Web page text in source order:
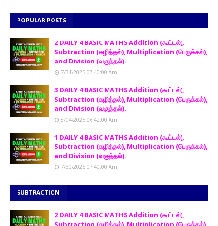
POPULAR POSTS
2 DAILY 4 BASIC MATHS Addition (கூட்டல்),
Subtraction (கழித்தல்), Multiplication (பெருக்கல்),
and Division (வகுத்தல்).
7/31/2025 07:40:00 Am
3 DAILY 4 BASIC MATHS Addition (கூட்டல்),
Subtraction (கழித்தல்), Multiplication (பெருக்கல்),
and Division (வகுத்தல்).
8/04/2025 06:42:00 Am
1 DAILY 4 BASIC MATHS Addition (கூட்டல்),
Subtraction (கழித்தல்), Multiplication (பெருக்கல்),
and Division (வகுத்தல்).
7/30/2025 07:40:00 Am
SUBTRACTION
2 DAILY 4 BASIC MATHS Addition (கூட்டல்),
Subtraction (கழித்தல்), Multiplication (பெருக்கல்),